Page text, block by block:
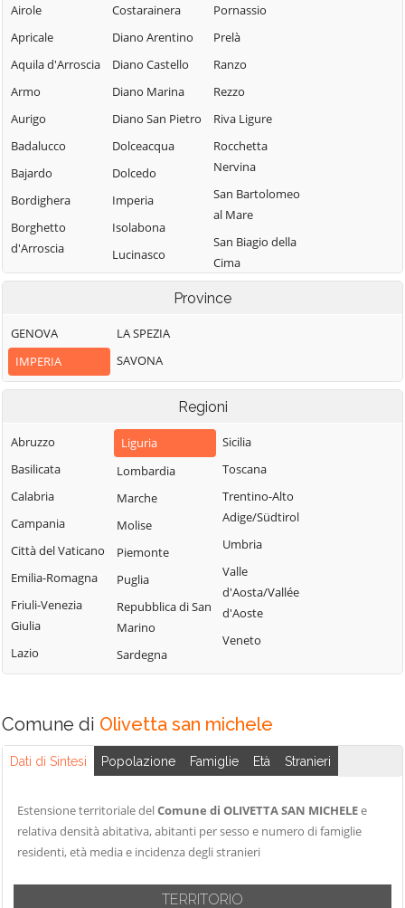
Airole
Apricale
Aquila d'Arroscia
Armo
Aurigo
Badalucco
Bajardo
Bordighera
Borghetto
d'Arroscia
Borgomaro
Caravonica
Castel Vittorio
Castellaro
Cervo
Cesio
Chiusanico
Chiusavecchia
Cipressa
Civezza
Cosio d'Arroscia
Costarainera
Diano Arentino
Diano Castello
Diano Marina
Diano San Pietro
Dolceacqua
Dolcedo
Imperia
Isolabona
Lucinasco
Mendatica
Molini di Triora
Montalto
Carpasio
Montegrosso
Olivetta San
Michele
Pigna
Pompeiana
Pornassio
Prelà
Ranzo
Rezzo
Riva Ligure
Rocchetta
Nervina
San Bartolomeo
al Mare
San Biagio della
Cima
Mare
Seborga
Soldano
Taggia
Terzorio
Triora
Vallebona
Vallecrosia
Province
GENOVA
IMPERIA
LA SPEZIA
SAVONA
Regioni
Abruzzo
Basilicata
Calabria
Campania
Città del Vaticano
Emilia-Romagna
Friuli-Venezia
Giulia
Lazio
Liguria
Lombardia
Marche
Molise
Piemonte
Puglia
Repubblica di San
Marino
Sardegna
Sicilia
Toscana
Trentino-Alto
Adige/Südtirol
Umbria
Valle
d'Aosta/Vallée
d'Aoste
Veneto
Comune di Olivetta san michele
Dati di Sintesi Popolazione Famiglie Età Stranieri
Estensione territoriale delComune di OLIVETTA SAN MICHELEe
relativa densità abitativa, abitanti per sesso e numero di famiglie
residenti, età media e incidenza degli stranieri
TERRITORIO